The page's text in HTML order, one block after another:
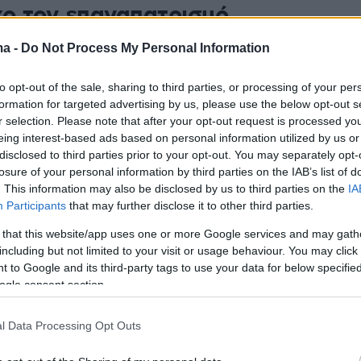
- Do Not Process My Personal Information
opt-out of the sale, sharing to third parties, or processing of your
for targeted advertising by us, please use the below opt-out
selection. Please note that after your opt-out request is processed
interest-based ads based on personal information utilized by us
to third parties prior to your opt-out. You may separately
of your personal information by third parties on the IAB’s list of
This information may also be disclosed by us to third parties on the
Participants that may further disclose it to other third parties.
that this website/app uses one or more Google services and may
but not limited to your visit or usage behaviour. You may
to Google and its third-party tags to use your data for below
consent section.
Data Processing Opt Outs
τον επαναπατρισμό
δυναμικού
υψηλής εξειδίκευσης που ζουν και εργάζονται στο
με επιχειρήσεις που δραστηριοποιούνται στην
στις 29 Μαρτίου η νέα
«REBRAIN GREECE» από το
Εργασίας
με επιχειρήσεις που δραστηριοποιούνται
1